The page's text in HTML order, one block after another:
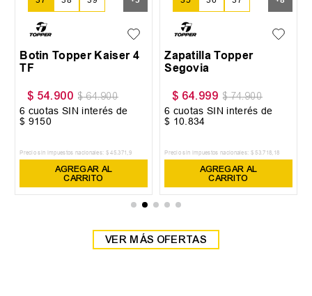
Botin Topper Kaiser 4
TF
$ 54.900 $ 64.900
6 cuotas SIN interés de
$ 9150
Precio sin impuestos nacionales: $ 45.371 ,9
AGREGAR AL
CARRITO
Zapatilla Topper
Segovia
$ 64.999 $ 74.900
6 cuotas SIN interés de
$ 10 834
Precio sin impuestos nacionales: $ 53.718, 18
AGREGAR AL
CARRITO
VER MÁS OFERTAS